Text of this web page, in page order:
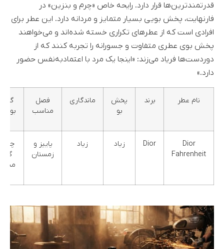
قدرتمندترین‌ها قرار دارد. رایحه خاص «چرم و بنزین» در
فارنهایت، پخش بویی بسیار متمایز و مردانه دارد. این عطر برای
افرادی است که از عطرهای تکراری خسته شده‌اند و می‌خواهند
پخش بوی عطری متفاوت و جسورانه را تجربه کنند که از
دوردست‌ها فریاد می‌زند: «اینجا یک مرد با اعتمادبه‌نفس حضور
دارد.»
نام عطر برند
پخش
بو
ماندگاری
فصل
مناسب
گروه
Dior
Fahrenheit
Dior زیاد زیاد
پاییز و
زمستان
گلی